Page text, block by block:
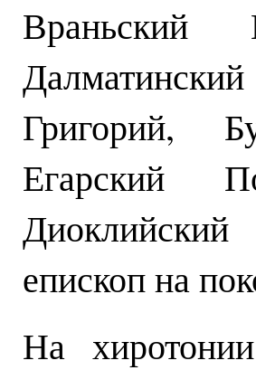
Враньский
Григорий,
Егарский
епископ на
На